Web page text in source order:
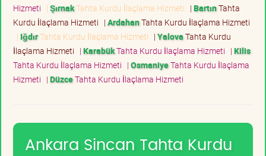
Hizmeti | ŞırnakTahta Kurdu İlaçlama Hizmeti | BartınTahta
Kurdu İlaçlama Hizmeti | ArdahanTahta Kurdu İlaçlama Hizmeti
| IğdırTahta Kurdu İlaçlama Hizmeti | YalovaTahta Kurdu
İlaçlama Hizmeti | KarabükTahta Kurdu İlaçlama Hizmeti | Kilis
Tahta Kurdu İlaçlama Hizmeti | OsmaniyeTahta Kurdu İlaçlama
Hizmeti | DüzceTahta Kurdu İlaçlama Hizmeti
Ankara Sincan Tahta Kurdu